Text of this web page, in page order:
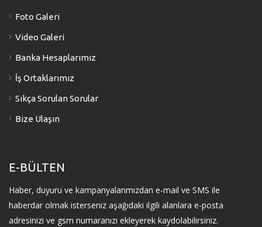
Foto Galeri
Video Galeri
Banka Hesaplarımız
İş Ortaklarımız
Sıkça Sorulan Sorular
Bize Ulaşın
E-BÜLTEN
Haber, duyuru ve kampanyalarımızdan e-mail ve SMS ile
haberdar olmak isterseniz aşağıdaki ilgili alanlara e-posta
adresinizi ve gsm numaranızı ekleyerek kaydolabilirsiniz.